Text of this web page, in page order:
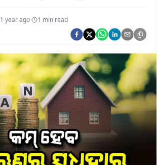
Argus Swaad Odisha
Argus Chalo Dekhein Apna Desh
1 year ago· 1 min read